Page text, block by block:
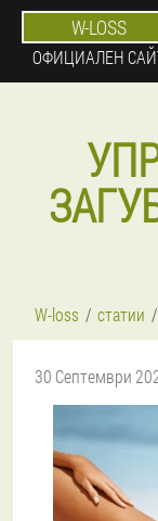
W-LOSS
ОФИЦИАЛЕН
W-loss статии
30 Септември